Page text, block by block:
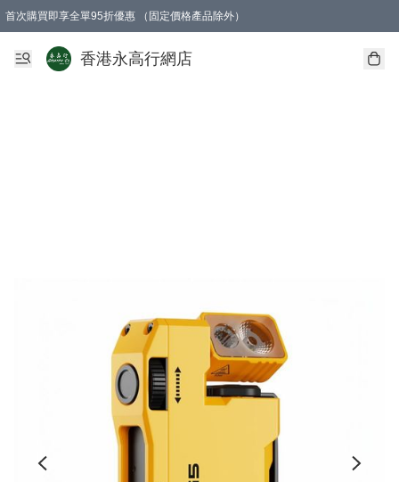
首次購買即享全單95折優惠 （固定價格產品除外）
澳門地區購物滿$800免運費
香港地區購物滿$600免運費
購買滿HK$1000即可免費獲得一個GEARLEX Small Ear Carabiner 2.0 扣環（贈品
香港永高行網店